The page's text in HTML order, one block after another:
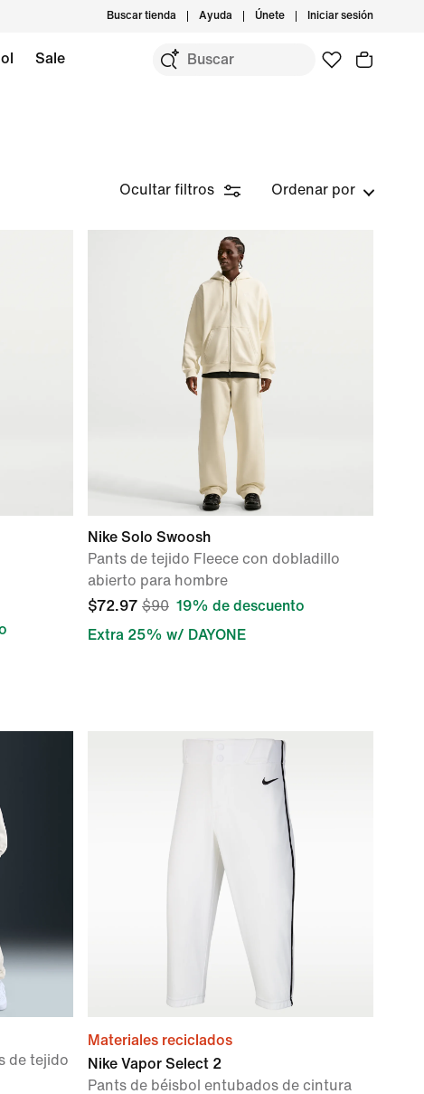
Buscar tienda Ayuda Únete Iniciar sesión
Sale
Ocultar filtros Ordenar por
Nike Solo Swoosh
Pants de tejido Fleece con dobladillo
abierto para hombre
$72.97 $90 19% de descuento
Extra 25% w/ DAYONE
de tejido
Materiales reciclados
Nike Vapor Select 2
Pants de béisbol entubados de cintura